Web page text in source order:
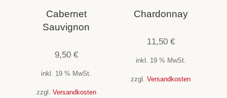
Cabernet
Sauvignon
9,50 €
inkl. 19 % MwSt.
zzgl. Versandkosten
Chardonnay
11,50 €
inkl. 19 % MwSt.
zzgl.Versandkosten